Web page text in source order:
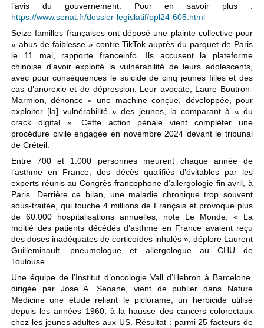
l’avis du gouvernement. Pour en savoir plus :
https://www.senat.fr/dossier-legislatif/ppl24-605.html
Seize familles françaises ont déposé une plainte collective pour
« abus de faiblesse » contre TikTok auprès du parquet de Paris
le 11 mai, rapporte franceinfo. Ils accusent la plateforme
chinoise d’avoir exploité la vulnérabilité de leurs adolescents,
avec pour conséquences le suicide de cinq jeunes filles et des
cas d’anorexie et de dépression. Leur avocate, Laure Boutron-
Marmion, dénonce « une machine conçue, développée, pour
exploiter [la] vulnérabilité » des jeunes, la comparant à « du
crack digital ». Cette action pénale vient compléter une
procédure civile engagée en novembre 2024 devant le tribunal
de Créteil.
Entre 700 et 1.000 personnes meurent chaque année de
l’asthme en France, des décès qualifiés d’évitables par les
experts réunis au Congrès francophone d’allergologie fin avril, à
Paris. Derrière ce bilan, une maladie chronique trop souvent
sous-traitée, qui touche 4 millions de Français et provoque plus
de 60.000 hospitalisations annuelles, note Le Monde. « La
moitié des patients décédés d’asthme en France avaient reçu
des doses inadéquates de corticoïdes inhalés », déplore Laurent
Guilleminault, pneumologue et allergologue au CHU de
Toulouse.
Une équipe de l’Institut d’oncologie Vall d’Hebron à Barcelone,
dirigée par Jose A. Seoane, vient de publier dans Nature
Medicine une étude reliant le piclorame, un herbicide utilisé
depuis les années 1960, à la hausse des cancers colorectaux
chez les jeunes adultes aux US. Résultat : parmi 25 facteurs de